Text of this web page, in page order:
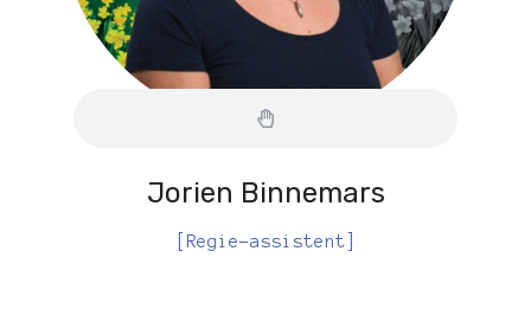
Jorien Binnemars
[Regie-assistent]